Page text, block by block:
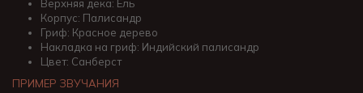
Верхняя дека: Ель
Корпус: Палисандр
Гриф: Красное дерево
Накладка на гриф: Индийский палисандр
Цвет: Санберст
ПРИМЕР ЗВУЧАНИЯ